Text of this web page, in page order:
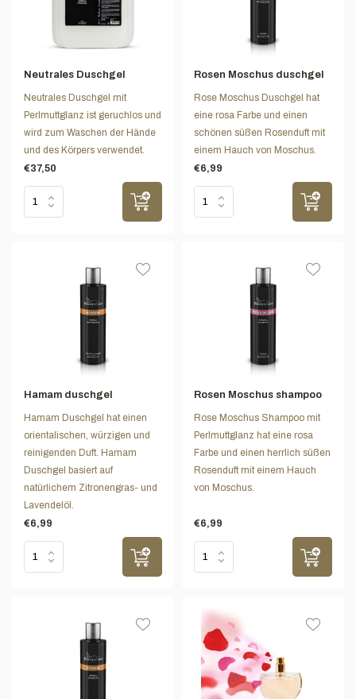
Neutrales Duschgel
Neutrales Duschgel mit
Perlmuttglanz ist geruchlos und
wird zum Waschen der Hände
und des Körpers verwendet.
€37,50
Rosen Moschus duschgel
Rose Moschus Duschgel hat
eine rosa Farbe und einen
schönen süßen Rosenduft mit
einem Hauch von Moschus.
€6,99
Hamam duschgel
Hamam Duschgel hat einen
orientalischen, würzigen und
reinigenden Duft. Hamam
Duschgel basiert auf
natürlichem Zitronengras- und
Lavendelöl.
€6,99
Rosen Moschus shampoo
Rose Moschus Shampoo mit
Perlmuttglanz hat eine rosa
Farbe und einen herrlich süßen
Rosenduft mit einem Hauch
von Moschus.
€6,99